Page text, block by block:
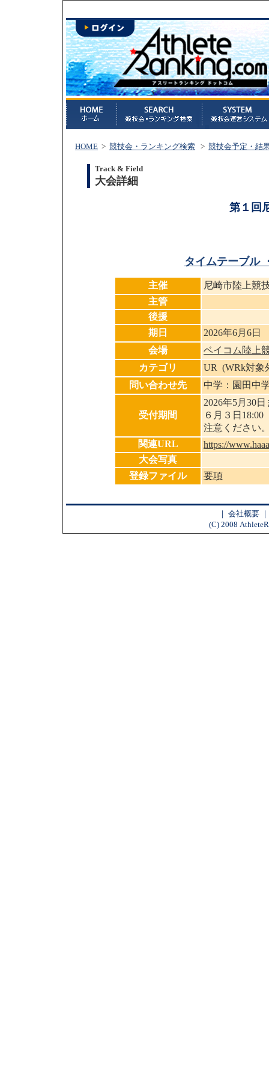
HOME > 競技会・ランキング検索 > 競技会予定・結
Track & Field
大会詳細
第１回
タイムテーブル
主催
尼崎市陸上競
主管
後援
期日
2026年6月6日
会場
ベイコム陸上
カテゴリ
UR (WRk対象
問い合わせ先
中学：園田中
受付期間
2026年5月30日
６月３日
注意くださ
関連URL
https://
大会写真
登録ファイル
要項
｜ 会社概要
(C) 2008